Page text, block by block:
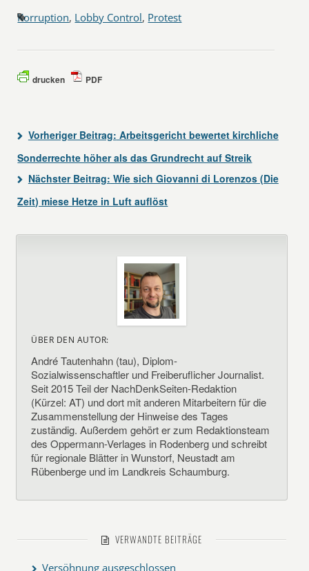
Korruption, Lobby Control, Protest
drucken PDF
Vorheriger Beitrag: Arbeitsgericht bewertet kirchliche
Sonderrechte höher als das Grundrecht auf Streik
Nächster Beitrag: Wie sich Giovanni di Lorenzos (Die
Zeit) miese Hetze in Luft auflöst
ÜBER DEN AUTOR:
André Tautenhahn (tau), Diplom-
Sozialwissenschaftler und Freiberuflicher Journalist.
Seit 2015 Teil der NachDenkSeiten-Redaktion
(Kürzel: AT) und dort mit anderen Mitarbeitern für die
Zusammenstellung der Hinweise des Tages
zuständig. Außerdem gehört er zum Redaktionsteam
des Oppermann-Verlages in Rodenberg und schreibt
für regionale Blätter in Wunstorf, Neustadt am
Rübenberge und im Landkreis Schaumburg.
VERWANDTE BEITRÄGE
Versöhnung ausgeschlossen